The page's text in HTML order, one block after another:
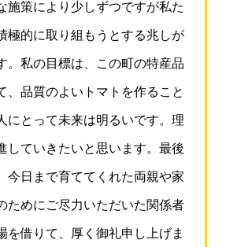
施策により少しずつですが私た
極的に取り組もうとする兆しが
。私の目標は、この町の特産品
、品質のよいトマトを作ること
にとって未来は明るいです。理
していきたいと思います。最後
今日まで育ててくれた両親や家
ためにご尽力いただいた関係者
を借りて、厚く御礼申し上げま